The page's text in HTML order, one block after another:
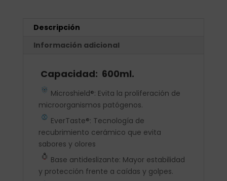
Descripción
Información adicional
Capacidad: 600ml.
Microshield®: Evita la proliferación de
microorganismos patógenos.
EverTaste®: Tecnología de
recubrimiento cerámico que evita
sabores y olores
Base antideslizante: Mayor estabilidad
y protección frente a caídas y golpes.